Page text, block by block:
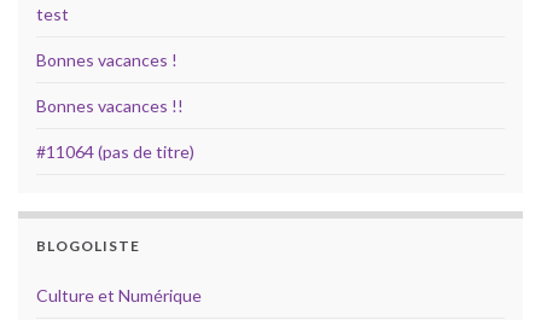
test
Bonnes vacances !
Bonnes vacances !!
#11064 (pas de titre)
BLOGOLISTE
Culture et Numérique